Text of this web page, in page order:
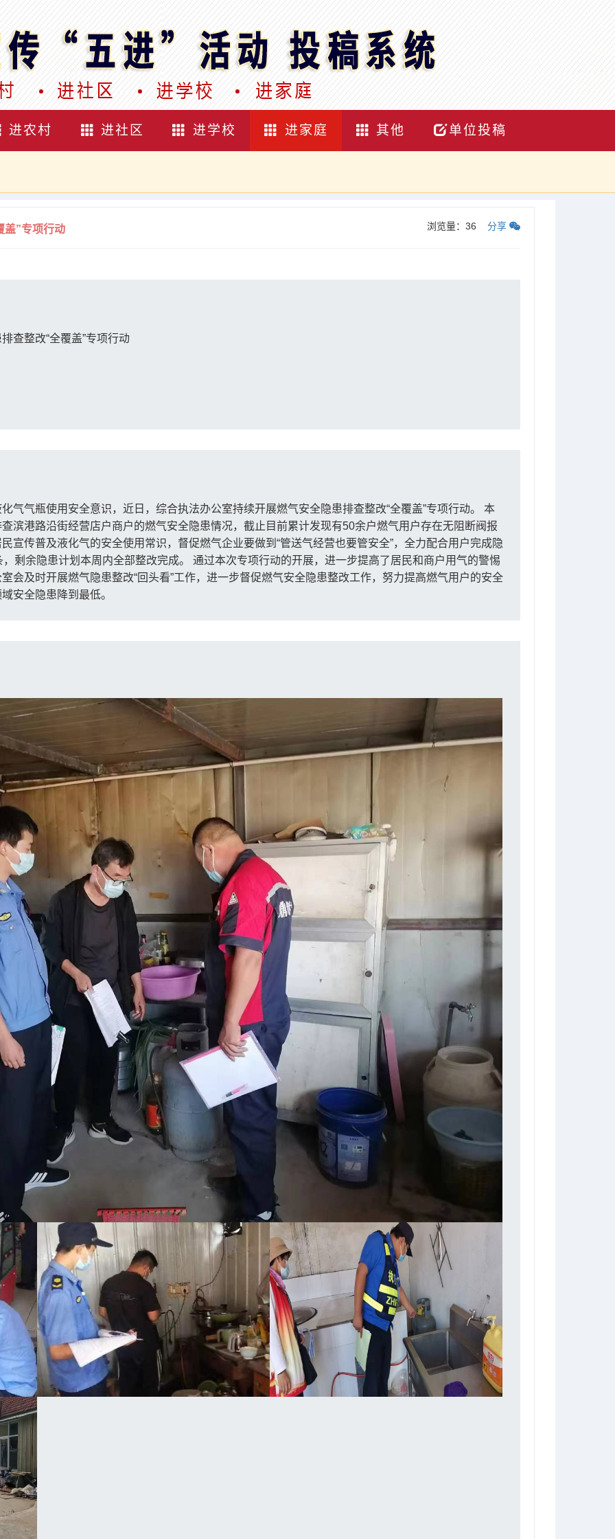
进农村 进社区 进学校 进家庭 其他 单位投稿
盖”专项行动 浏览量： 36 分享
查整改“全覆盖”专项行动
气气瓶使用安全意识，近日，综合执法办公室持续开展燃气安全隐患排查整改“全覆盖”专项行动。 本
滨港路沿街经营店户商户的燃气安全隐患情况，截止目前累计发现有50余户燃气用户存在无阻断阀报
宣传普及液化气的安全使用常识，督促燃气企业要做到“管送气经营也要管安全”，全力配合用户完成隐
剩余隐患计划本周内全部整改完成。 通过本次专项行动的开展，进一步提高了居民和商户用气的警惕
会及时开展燃气隐患整改“回头看”工作，进一步督促燃气安全隐患整改工作，努力提高燃气用户的安全
安全隐患降到最低。